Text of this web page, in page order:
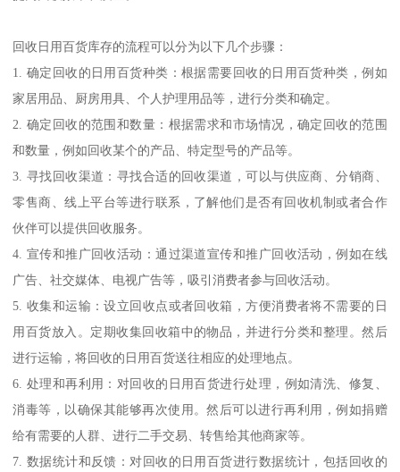
5. 回收商品检查：对回收的商品进行检查，确保商品的完整性和可
回收性，排除无法回收的商品。
10. 持续改进：根据回收过程中的问题和反馈，不断改进回收流程，